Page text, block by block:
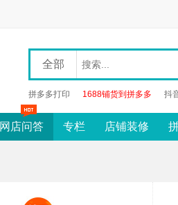
全部
拼多多打印 1688铺货到拼多多 抖
网店问答 专栏 店铺装修